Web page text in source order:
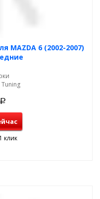
MAZDA 6 (2002-2007)
Р
клик